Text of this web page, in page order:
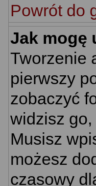
Powrót do
Jak mogę
Tworzenie
pierwszy
zobaczyć
widzisz
Musisz
możesz
czasowy